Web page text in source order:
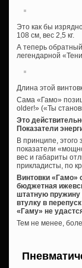
Это как бы
108 см, вес 2,5 кг.
А теперь
легендарной
Длина этой
Сама «Гамо»
older!» («Ты
Это
Показатели
В принципе, этого
показатели
вес и габариты
прикладисты, по
Винтовки «Гамо»
бюджетная
штатную пружину
втулку в
«Гаму» не
Тем не менее,